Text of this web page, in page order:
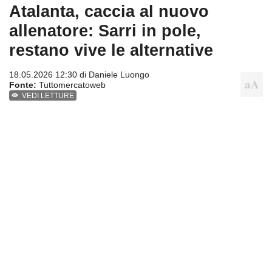
Atalanta, caccia al nuovo
allenatore: Sarri in pole,
restano vive le alternative
18.05.2026 12:30 di Daniele Luongo
Fonte: Tuttomercatoweb
VEDI LETTURE